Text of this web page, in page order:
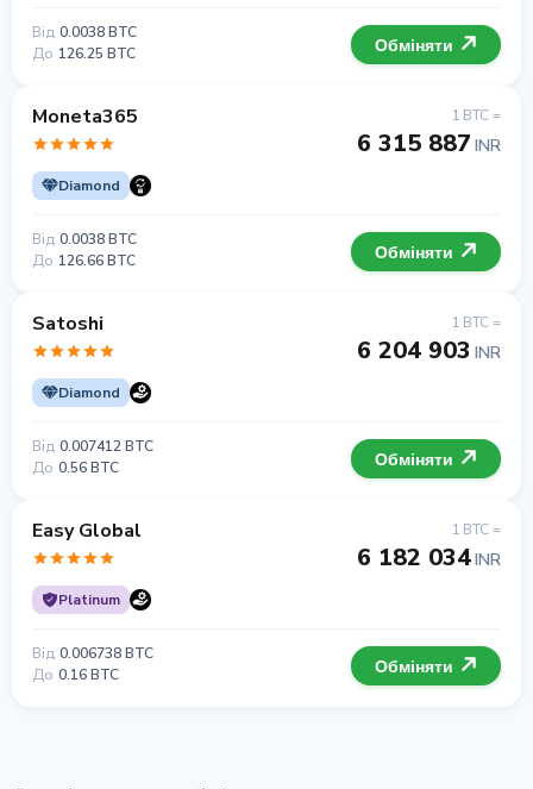
Від 0.0038 BTC
До 126.25 BTC Обміняти
Moneta365
Diamond
1 BTC =
6 315 887 INR
Від 0.0038 BTC
До 126.66 BTC Обміняти
Satoshi
Diamond
1 BTC =
6 204 903 INR
Від 0.007412 BTC
До 0.56 BTC Обміняти
Easy Global
Platinum
1 BTC =
6 182 034INR
Від 0.006738 BTC
До 0.16 BTC Обміняти